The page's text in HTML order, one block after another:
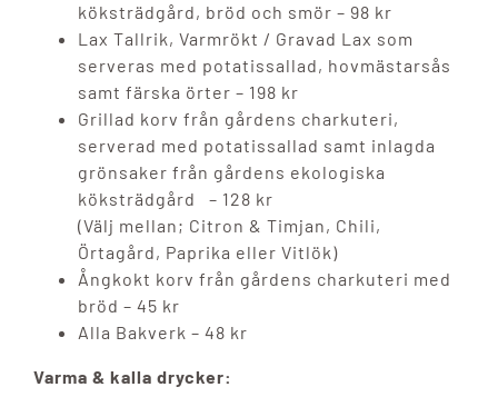
köksträdgård, bröd och smör – 98 kr
Lax Tallrik, Varmrökt / Gravad Lax som
serveras med potatissallad, hovmästarsås
samt färska örter – 198 kr
Grillad korv från gårdens charkuteri,
serverad med potatissallad samt inlagda
grönsaker från gårdens ekologiska
köksträdgård – 128 kr
(Välj mellan; Citron & Timjan, Chili,
Örtagård, Paprika eller Vitlök)
Ångkokt korv från gårdens charkuteri med
bröd – 45 kr
Alla Bakverk – 48 kr
Varma & kalla drycker: